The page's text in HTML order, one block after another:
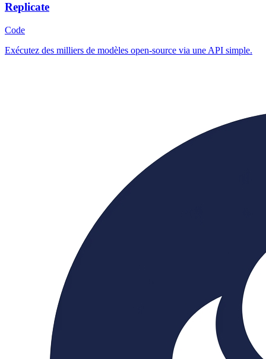
Replicate
Code
Exécutez des milliers de modèles open-source via une API simple.